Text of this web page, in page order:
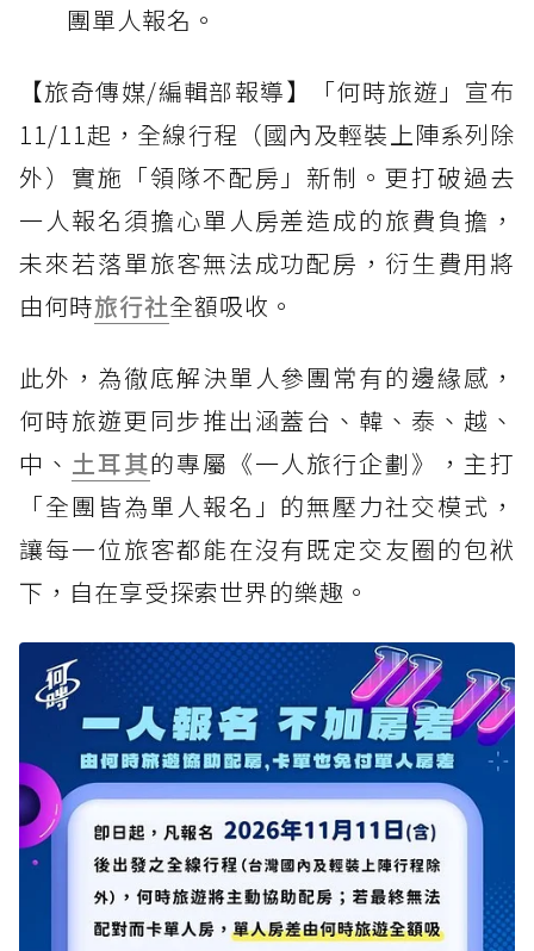
團單人報名。
【旅奇傳媒/編輯部報導】「何時旅遊」宣布
11/11起，全線行程（國內及輕裝上陣系列除
外）實施「領隊不配房」新制。更打破過去
一人報名須擔心單人房差造成的旅費負擔，
未來若落單旅客無法成功配房，衍生費用將
由何時旅行社全額吸收。
此外，為徹底解決單人參團常有的邊緣感，
何時旅遊更同步推出涵蓋台、韓、泰、越、
中、 土耳其的專屬《一人旅行企劃》，主打
「全團皆為單人報名」的無壓力社交模式，
讓每一位旅客都能在沒有既定交友圈的包袱
下，自在享受探索世界的樂趣。